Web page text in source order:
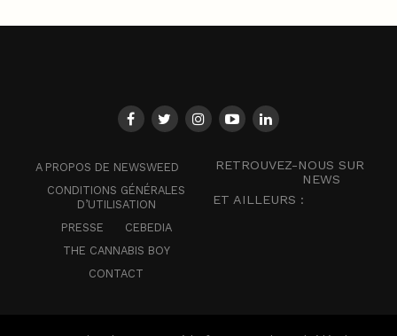
A PROPOS DE NEWSWEED
CONDITIONS GÉNÉRALES
D’UTILISATION
PRESSE
CEBEDIA
THE CANNABIS BOY
CONTACT
RETROUVEZ-NOUS SUR
NEWS
ET AILLEURS :